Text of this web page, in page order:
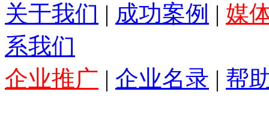
关于我们 | 成功案例 | 媒
系我们
企业推广 | 企业名录 | 帮